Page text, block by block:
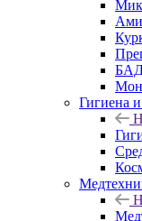
БАД
Гигиена